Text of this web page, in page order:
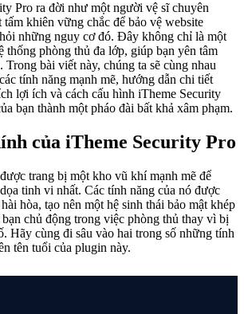
Pro ra đời như một người vệ sĩ chuyên
tấm khiên vững chắc để bảo vệ website
những nguy cơ đó. Đây không chỉ là một
thống phòng thủ đa lớp, giúp bạn yên tâm
Trong bài viết này, chúng ta sẽ cùng nhau
tính năng mạnh mẽ, hướng dẫn chi tiết
lợi ích và cách cấu hình iTheme Security
bạn thành một pháo đài bất khả xâm phạm.
của iTheme Security Pro
trang bị một kho vũ khí mạnh mẽ để
tinh vi nhất. Các tính năng của nó được
hòa, tạo nên một hệ sinh thái bảo mật khép
chủ động trong việc phòng thủ thay vì bị
Hãy cùng đi sâu vào hai trong số những tính
tên tuổi của plugin này.